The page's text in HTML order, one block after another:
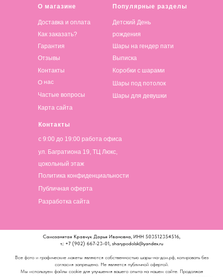
О магазине
Доставка и оплата
Популярные разделы
Детский День
рождения
Контакты
Как заказать?
Гарантия
Отзывы
Контакты
О нас
Частые вопросы
Карта сайта
Шары на гендер пати
Выписка
Коробки с шарами
Шары под потолок
Шары для девушки
с 9:00 до 19:00 работа офиса
ул. Багратиона 19, ТЦ Люкс,
цокольный этаж
Политика конфиденциальности
Публичная оферта
Разработка сайта
Самозанятая Кравчук Дарья Ивановна, ИНН 503512354516,
т.: +7 (902) 667-23-01, sharypodolsk@yandex.ru
Все фото и графические макеты являются собственностью шары-на-дом.рф, копировать без
согласия запрещено. Не является публичной офертой.
Мы используем файлы cookie для улучшения вашего опыта на нашем сайте. Продолжая